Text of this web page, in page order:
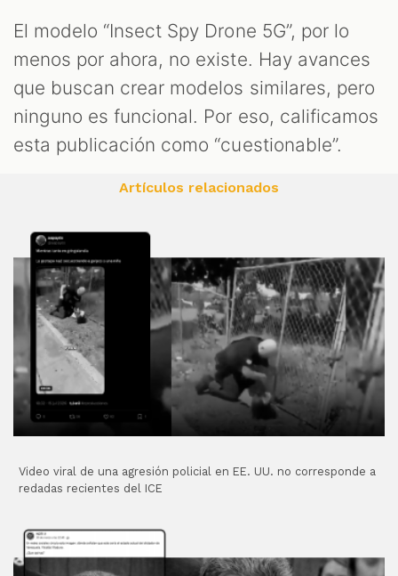
El modelo “Insect Spy Drone 5G”, por lo
menos por ahora, no existe. Hay avances
que buscan crear modelos similares, pero
ninguno es funcional. Por eso, calificamos
esta publicación como “cuestionable”.
Artículos relacionados
Video viral de una agresión policial en EE. UU. no corresponde a
redadas recientes del ICE